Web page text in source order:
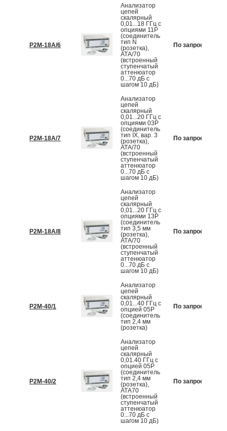
Р2М-18А/6
Анализатор
цепей
скалярный
0,01...18 ГГц с
опциями 11Р
(соединитель
тип N
(розетка),
АТА/70
(встроенный
ступенчатый
аттенюатор
0...70 дБ с
шагом 10 дБ)
По запросу
Р2М-18А/7
Анализатор
цепей
скалярный
0,01...20 ГГц с
опциями 03Р
(соединитель
тип IX, вар. 3
(розетка),
АТА/70
(встроенный
ступенчатый
аттенюатор
0...70 дБ с
шагом 10 дБ)
По запросу
Р2М-18А/8
Анализатор
цепей
скалярный
0,01...20 ГГц с
опциями 13Р
(соединитель
тип 3,5 мм
(розетка),
АТА/70
(встроенный
ступенчатый
аттенюатор
0...70 дБ с
шагом 10 дБ)
По запросу
Р2М-40/1
Анализатор
цепей
скалярный
0,01...40 ГГц с
опцией 05Р
(соединитель
тип 2,4 мм
(розетка)
По запросу
Р2М-40/2
Анализатор
цепей
скалярный
0,01.40 ГГц с
опцией 05Р
(соединитель
тип 2,4 мм
(розетка),
АТА70
(встроенный
ступенчатый
аттенюатор
0...70 дБ с
шагом 10 дБ)
По запросу